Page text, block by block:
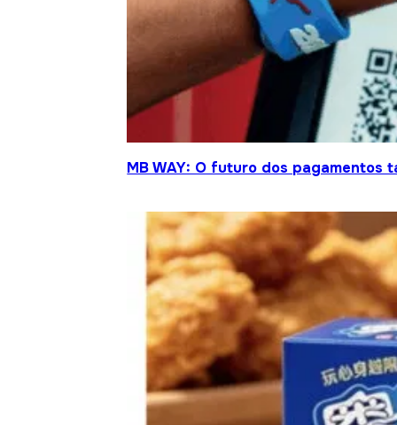
MB WAY: O futuro dos pagamentos